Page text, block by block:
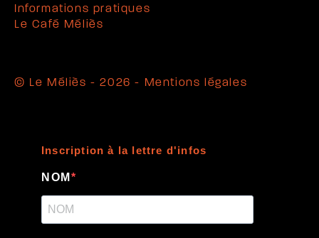
Informations pratiques
Le Café Méliès
© Le Méliès - 2026 - Mentions légales
Inscription à la lettre d'infos
NOM